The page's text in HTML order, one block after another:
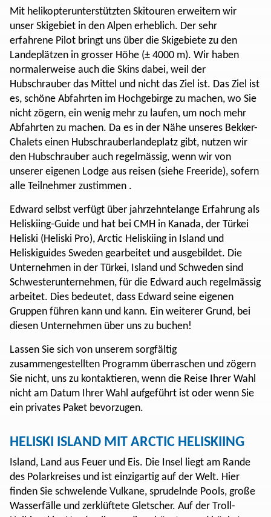
Mit helikopterunterstützten Skitouren erweitern wir
unser Skigebiet in den Alpen erheblich. Der sehr
erfahrene Pilot bringt uns über die Skigebiete zu den
Landeplätzen in grosser Höhe (± 4000 m). Wir haben
normalerweise auch die Skins dabei, weil der
Hubschrauber das Mittel und nicht das Ziel ist. Das Ziel ist
es, schöne Abfahrten im Hochgebirge zu machen, wo Sie
nicht zögern, ein wenig mehr zu laufen, um noch mehr
Abfahrten zu machen. Da es in der Nähe unseres Bekker-
Chalets einen Hubschrauberlandeplatz gibt, nutzen wir
den Hubschrauber auch regelmässig, wenn wir von
unserer eigenen Lodge aus reisen (siehe Freeride), sofern
alle Teilnehmer zustimmen .
Edward selbst verfügt über jahrzehntelange Erfahrung als
Heliskiing-Guide und hat bei CMH in Kanada, der Türkei
Heliski (Heliski Pro), Arctic Heliskiing in Island und
Heliskiguides Sweden gearbeitet und ausgebildet. Die
Unternehmen in der Türkei, Island und Schweden sind
Schwesterunternehmen, für die Edward auch regelmässig
arbeitet. Dies bedeutet, dass Edward seine eigenen
Gruppen führen kann und kann. Ein weiterer Grund, bei
diesen Unternehmen über uns zu buchen!
Lassen Sie sich von unserem sorgfältig
zusammengestellten Programm überraschen und zögern
Sie nicht, uns zu kontaktieren, wenn die Reise Ihrer Wahl
nicht am Datum Ihrer Wahl aufgeführt ist oder wenn Sie
ein privates Paket bevorzugen.
HELISKI ISLAND MIT ARCTIC HELISKIING
Island, Land aus Feuer und Eis. Die Insel liegt am Rande
des Polarkreises und ist einzigartig auf der Welt. Hier
finden Sie schwelende Vulkane, sprudelnde Pools, große
Wasserfälle und zerklüftete Gletscher. Auf der Troll-